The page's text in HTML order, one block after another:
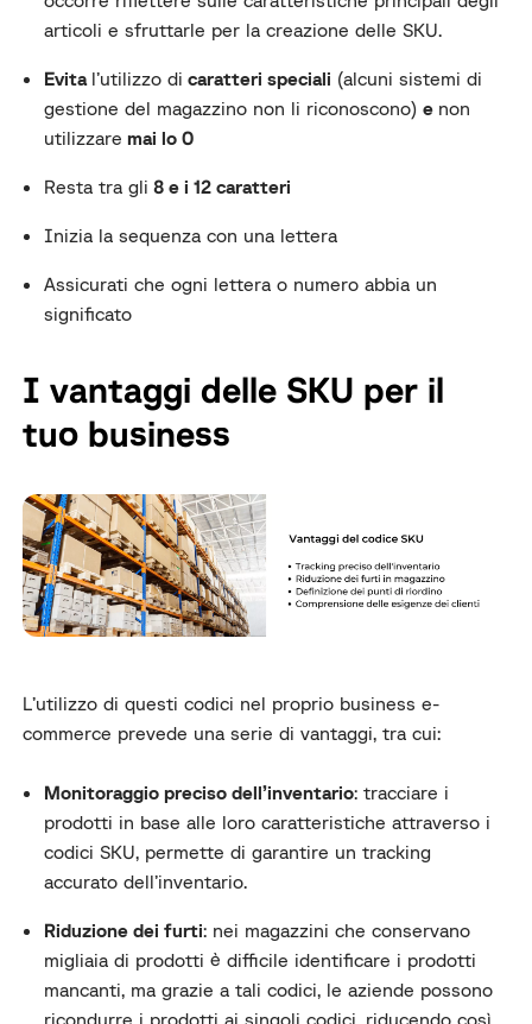
articoli e sfruttarle per la creazione delle SKU.
Evita l’utilizzo di caratteri speciali (alcuni sistemi di
gestione del magazzino non li riconoscono)e non
utilizzare mai lo 0
Resta tra gli 8 e i 12 caratteri
Inizia la sequenza con una lettera
Assicurati che ogni lettera o numero abbia un
significato
I vantaggi delle SKU per il
tuo business
L’utilizzo di questi codici nel proprio business e-
commerce prevede una serie di vantaggi, tra cui:
Monitoraggio preciso dell’inventario: tracciare i
prodotti in base alle loro caratteristiche attraverso i
codici SKU, permette di garantire un tracking
accurato dell’inventario.
Riduzione dei furti: nei magazzini che conservano
migliaia di prodotti è difficile identificare i prodotti
mancanti, ma grazie a tali codici, le aziende possono